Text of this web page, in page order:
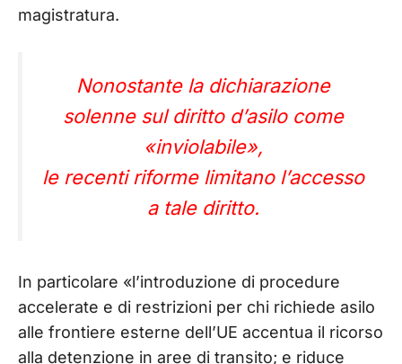
magistratura.
Nonostante la dichiarazione
solenne sul diritto d’asilo come
«inviolabile»,
le recenti riforme limitano l’accesso
a tale diritto.
In particolare «l’introduzione di procedure
accelerate e di restrizioni per chi richiede asilo
alle frontiere esterne dell’UE accentua il ricorso
alla detenzione in aree di transito; e riduce